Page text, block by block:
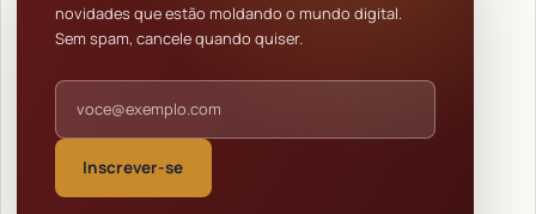
novidades que estão moldando o mundo digital.
Sem spam, cancele quando quiser.
Endereço de e-mail
Inscrever-se